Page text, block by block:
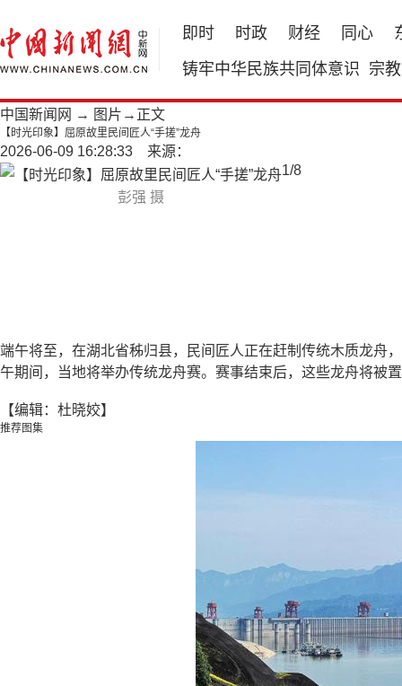
即时 时政 财经 同心
铸牢中华民族共同体意识 宗教
中国新闻网 → 图片 →正文
【时光印象】屈原故里民间匠人“手搓”龙舟
2026-06-09 16:28:33 来源：
彭强 摄
1/8
端午将至，在湖北省秭归县，民间匠人正在赶制传统木质龙舟
午期间，当地将举办传统龙舟赛。赛事结束后，这些龙舟将被
【编辑：杜晓姣】
推荐图集